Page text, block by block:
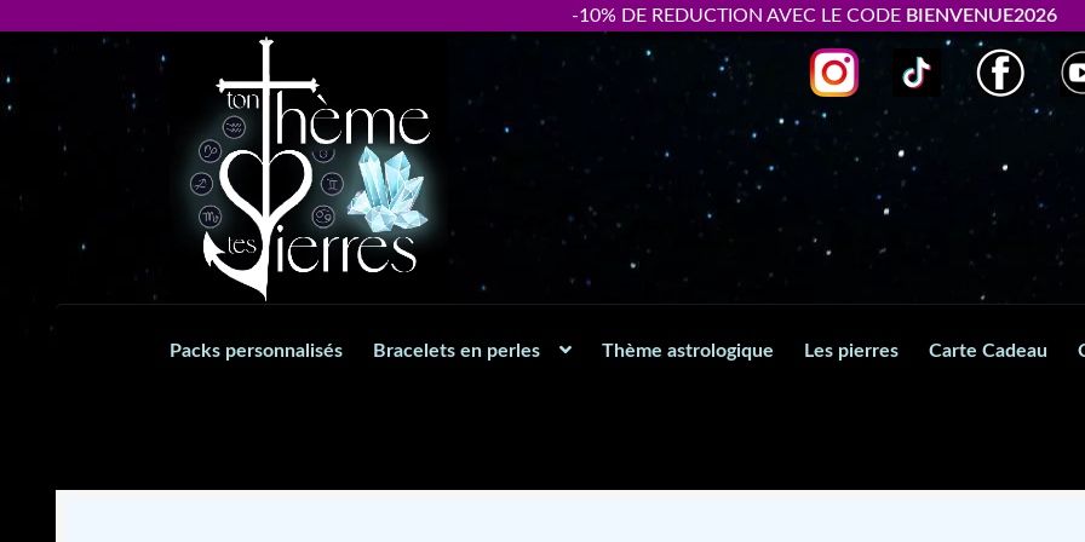
-10% DE REDUCTION AVEC LE CODE BIENVENUE2026
navigation
contenu
Packs personnalisés Bracelets en perles Thème astrologique Les pierres Carte Cadeau